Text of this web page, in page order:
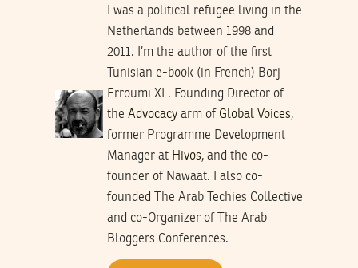
I was a political refugee living in the
Netherlands between 1998 and
2011. I’m the author of the first
Tunisian e-book (in French) Borj
Erroumi XL. Founding Director of
the Advocacyarm of Global Voices,
former Programme Development
Manager at Hivos, and the co-
founder of Nawaat. I also co-
founded The Arab Techies Collective
and co-Organizer of The Arab
Bloggers Conferences.